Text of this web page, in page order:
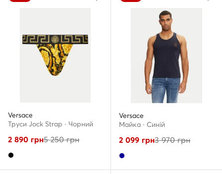
Versace
Труси Jock Strap · Чорний
2 890 грн5 250грн
Versace
Майка · Cиній
2 099 грн3 970грн